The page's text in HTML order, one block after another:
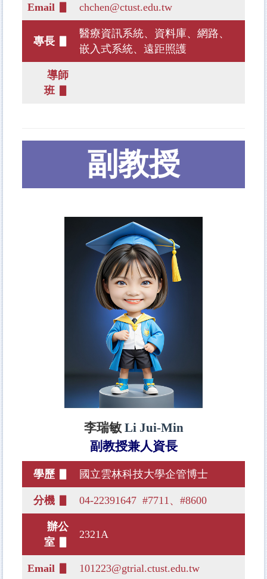
Email ▋ chchen@ctust.edu.tw
專長 ▋
醫療資訊系統、資料庫、網路、
嵌入式系統、遠距照護
導師
班 ▋
副教授
李瑞敏 Li Jui-Min
副教授兼人資長
學歷 ▋ 國立雲林科技大學企管博士
分機 ▋ 04-22391647 #7711、#8600
辦公
室 ▋
2321A
Email ▋ 101223@gtrial.ctust.edu.tw